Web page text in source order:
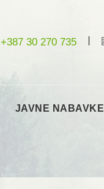
+387 30 270 735
JAVNE NABAVKE